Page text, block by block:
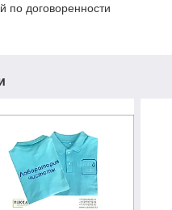
по договоренности